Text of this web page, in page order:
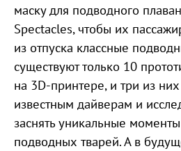
маску для подводного
Spectacles, чтобы их
из отпуска классные
существуют только 10
на 3D-принтере, и три из
известным дайверам и
заснять уникальные
подводных тварей. А в